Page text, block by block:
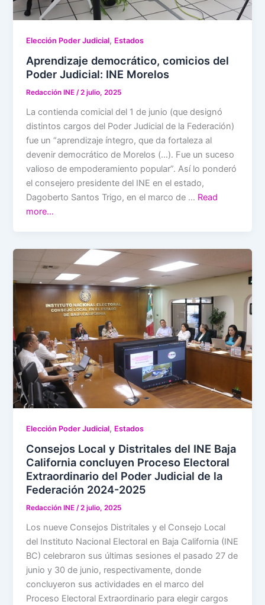
Elección Poder Judicial, Estados
Aprendizaje democrático, comicios del
Poder Judicial: INE Morelos
Redacción INE/2 julio, 2025
La contienda comicial del 1 de junio (que designó
distintos cargos del Poder Judicial de la Federación)
fue un “aprendizaje íntegro, que da fortaleza al
devenir democrático de Morelos (…). Fue un suceso
valioso de empoderamiento popular”. Así lo ponderó
el consejero presidente del INE en el estado,
Dagoberto Santos Trigo, en el marco de … Read
more…
Elección Poder Judicial, Estados
Consejos Local y Distritales del INE Baja
California concluyen Proceso Electoral
Extraordinario del Poder Judicial de la
Federación 2024-2025
Redacción INE/2 julio, 2025
Los nueve Consejos Distritales y el Consejo Local
del Instituto Nacional Electoral en Baja California (INE
BC) celebraron sus últimas sesiones el pasado 27 de
junio y 30 de junio, respectivamente, donde
concluyeron sus actividades en el marco del
Proceso Electoral Extraordinario para elegir cargos